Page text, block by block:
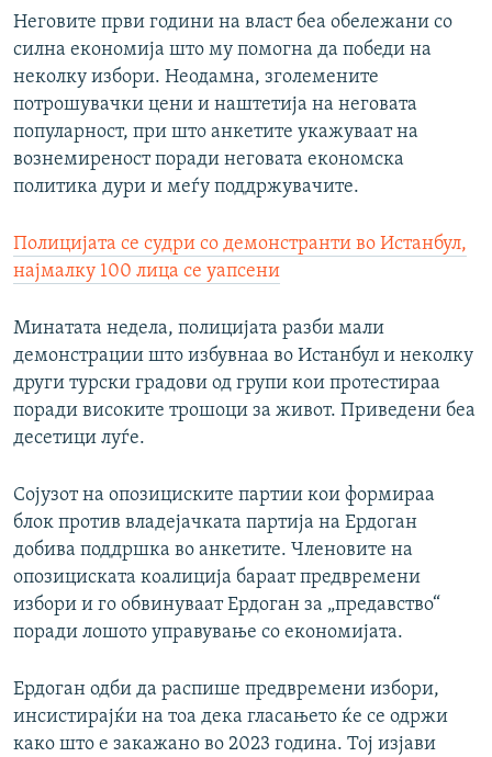
Неговите први години на власт беа обележани со
силна економија што му помогна да победи на
неколку избори. Неодамна, зголемените
потрошувачки цени и наштетија на неговата
популарност, при што анкетите укажуваат на
вознемиреност поради неговата економска
политика дури и меѓу поддржувачите.
Полицијата се судри со демонстранти во Истанбул,
најмалку 100 лица се уапсени
Минатата недела, полицијата разби мали
демонстрации што избувнаа во Истанбул и неколку
други турски градови од групи кои протестираа
поради високите трошоци за живот. Приведени беа
десетици луѓе.
Сојузот на опозициските партии кои формираа
блок против владејачката партија на Ердоган
добива поддршка во анкетите. Членовите на
опозициската коалиција бараат предвремени
избори и го обвинуваат Ердоган за „предавство“
поради лошото управување со економијата.
Ердоган одби да распише предвремени избори,
инсистирајќи на тоа дека гласањето ќе се одржи
како што е закажано во 2023 година. Тој изјави